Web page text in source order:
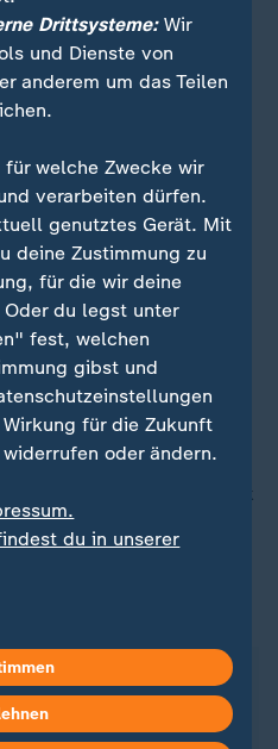
von Präventionsmitteln
Evidenz für
Maßnahme.
dass das
von Kindern und
von
nicht sinnvoll und
eines solchen
nicht belegbar", sagte die
Reimann.
Ärzte auch den
verstärkt in die
Die Union forderte
Unstrittig ist aber
dass die Bundesrepublik
hat.
Drittsysteme:Wir
und Dienste von
anderem um das Teilen
welche Zwecke wir
verarbeiten dürfen.
genutztes Gerät. Mit
deine Zustimmung zu
für die wir deine
du legst unter
fest, welchen
gibst und
für die Zukunft
oder ändern.
du in unserer